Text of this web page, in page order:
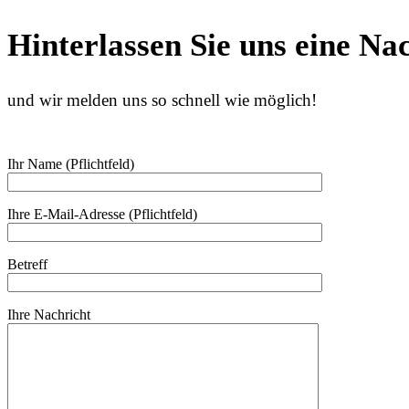
Hinterlassen Sie uns eine
und wir melden uns so schnell wie möglich!
Ihr Name (Pflichtfeld)
Ihre E-Mail-Adresse (Pflichtfeld)
Betreff
Ihre Nachricht